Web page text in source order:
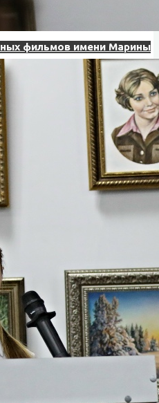
кинофорум
фильмов имени Марины
кинофорум
фильмов имени Марины
кинофорум
фильмов имени Марины
кинофорум
фильмов имени Марины
кинофорум
фильмов имени Марины